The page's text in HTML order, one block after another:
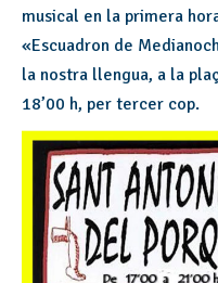
musical en la primera
«Escuadron de
la nostra llengua, a la
18’00 h, per tercer cop.